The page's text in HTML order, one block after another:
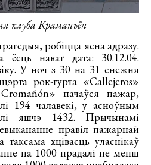
клуба Краманьён
робіцца ясна адразу.
нават дата: 30.12.04.
У ноч з 30 на 31 снежня
рок-гурта «Callejeros»
пачаўся пажар,
194 чалавекі, у асноўным
яшчэ 1432. Прычынамі
правіл пажарнай
хцівасць уласнікаў
на 1000 прадалі не менш